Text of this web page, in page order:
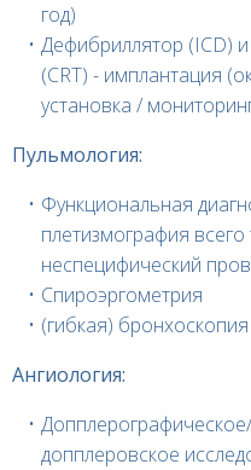
год)
Дефибриллятор (ICD)
(CRT) - имплантация
установка /
Пульмология:
Функциональная
плетизмография
неспецифический
Спироэргометрия
(гибкая) бронхоскопия
Ангиология:
допплеровское